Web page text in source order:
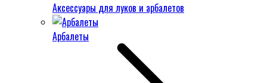
Аксессуары для луков и арбалетов
Арбалеты